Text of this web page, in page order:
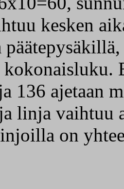
kesken
136 ajetaan
linja vaihtuu
on